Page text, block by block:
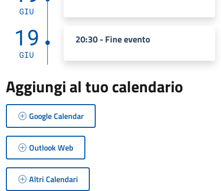
GIU
19
GIU
20:30 - Fine evento
Aggiungi al tuo calendario
Google Calendar
Outlook Web
Altri Calendari